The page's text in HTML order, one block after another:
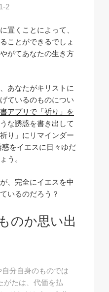
2
置くことによって、
ことができるでしょ
がてあなたの生き方
あなたがキリストに
ているのものについ
アプリで「祈り」を
な誘惑を書き出して
り」にリマインダー
をイエスに日々ゆだ
う。
、完全にイエスを中
いるのだろう？
のか思い出
分自身のものでは
がたは、代価を払